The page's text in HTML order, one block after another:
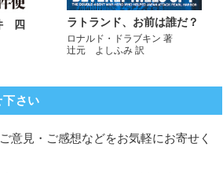
四
ラトランド、お前は誰だ？
ロナルド・ドラブキン 著
辻元 よしふみ 訳
さい
意見・ご感想などをお気軽にお寄せく